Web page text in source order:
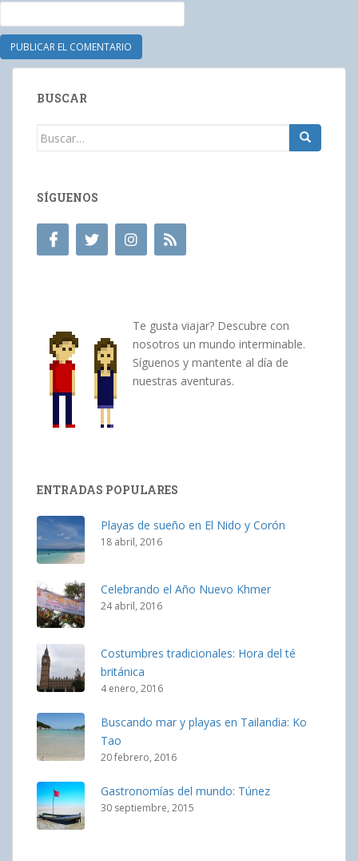
BUSCAR
Buscar:
SÍGUENOS
Te gusta viajar? Descubre con
nosotros un mundo interminable.
Síguenos y mantente al día de
nuestras aventuras.
ENTRADAS POPULARES
Playas de sueño en El Nido y Corón
18 abril, 2016
Celebrando el Año Nuevo Khmer
24 abril, 2016
Costumbres tradicionales: Hora del té
británica
4 enero, 2016
Buscando mar y playas en Tailandia: Ko
Tao
20 febrero, 2016
Gastronomías del mundo: Túnez
30 septiembre, 2015